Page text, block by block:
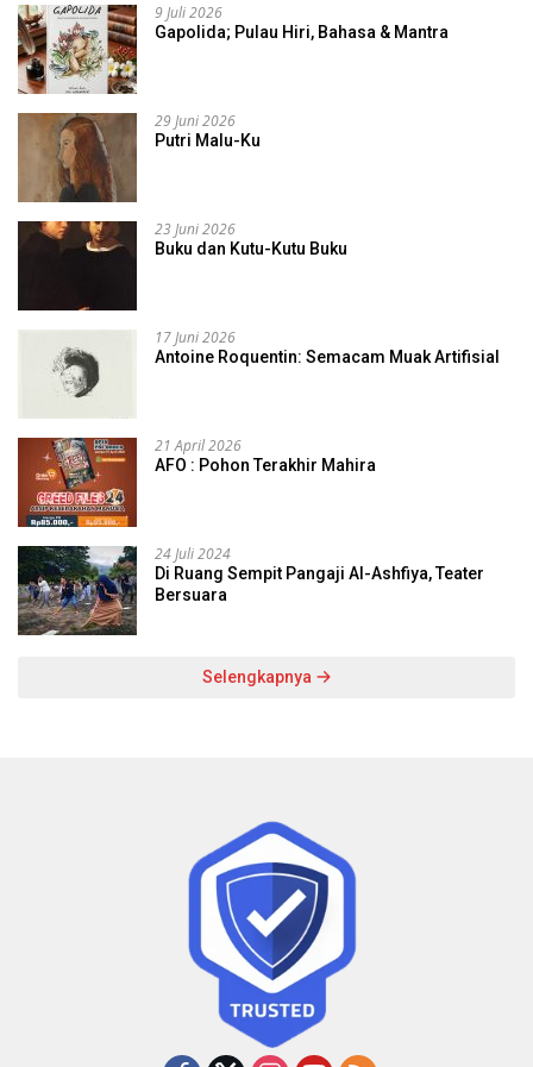
9 Juli 2026
Gapolida; Pulau Hiri, Bahasa & Mantra
29 Juni 2026
Putri Malu-Ku
23 Juni 2026
Buku dan Kutu-Kutu Buku
17 Juni 2026
Antoine Roquentin: Semacam Muak Artifisial
21 April 2026
AFO : Pohon Terakhir Mahira
24 Juli 2024
Di Ruang Sempit Pangaji Al-Ashfiya, Teater
Bersuara
Selengkapnya